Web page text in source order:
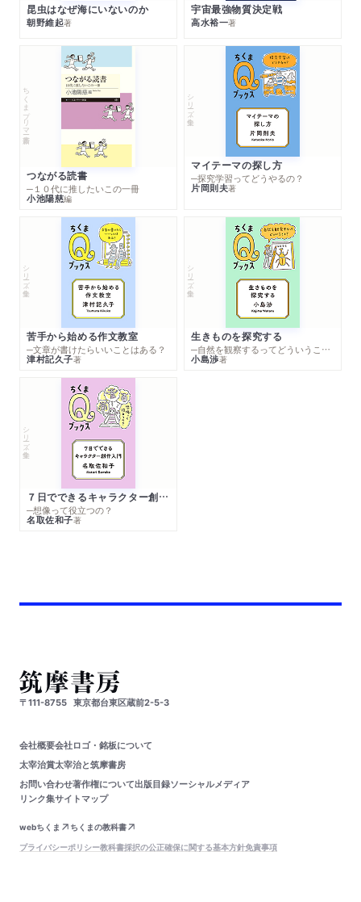
昆虫はなぜ海にいないのか
朝野維起著
宇宙最強物質決定戦
高水裕一著
ちくまプリマー新書
つながる読書
─１０代に推したいこの一冊
小池陽慈編
シリーズ・全集
マイテーマの探し方
─探究学習ってどうやるの？
片岡則夫著
シリーズ・全集
苦手から始める作文教室
─文章が書けたらいいことはある？
津村記久子著
シリーズ・全集
生きものを探究する
─自然を観察するってどういうこと？
小島渉著
シリーズ・全集
７日でできるキャラクター創作入門
─想像って役立つの？
名取佐和子著
〒111-8755 東京都台東区蔵前2-5-3
会社概要会社ロゴ・銘板について
太宰治賞太宰治と筑摩書房
お問い合わせ著作権について出版目録ソーシャルメディア
リンク集サイトマップ
webちくま
ちくまの教科書
プライバシーポリシー教科書採択の公正確保に関する基本方針免責事項